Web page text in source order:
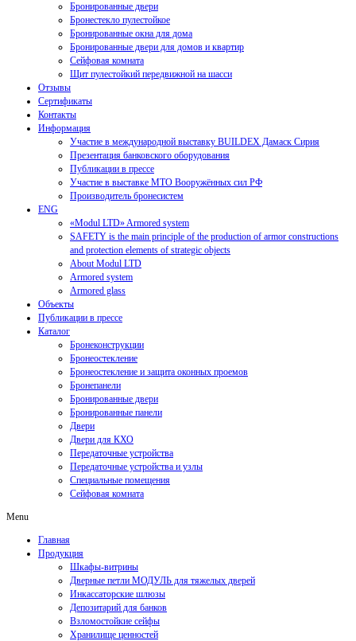
Бронированные двери
Бронестекло пулестойкое
Бронированные окна для дома
Бронированные двери для домов и квартир
Сейфовая комната
Щит пулестойкий передвижной на шасси
Отзывы
Сертификаты
Контакты
Информация
Участие в международной выставку BUILDEX Дамаск Сирия
Презентация банковского оборудования
Публикации в прессе
Участие в выставке МТО Вооружённых сил РФ
Производитель бронесистем
ENG
«Modul LTD» Armored system
SAFETY is the main principle of the production of armor constructions
and protection elements of strategic objects
About Modul LTD
Armored system
Armored glass
Объекты
Публикации в прессе
Каталог
Бронеконструкции
Бронеостекление
Бронеостекление и защита оконных проемов
Бронепанели
Бронированные двери
Бронированные панели
Двери
Двери для КХО
Передаточные устройства
Передаточные устройства и узлы
Специальные помещения
Сейфовая комната
Menu
Главная
Продукция
Шкафы-витрины
Дверные петли МОДУЛЬ для тяжелых дверей
Инкассаторские шлюзы
Депозитарий для банков
Взломостойкие сейфы
Хранилище ценностей